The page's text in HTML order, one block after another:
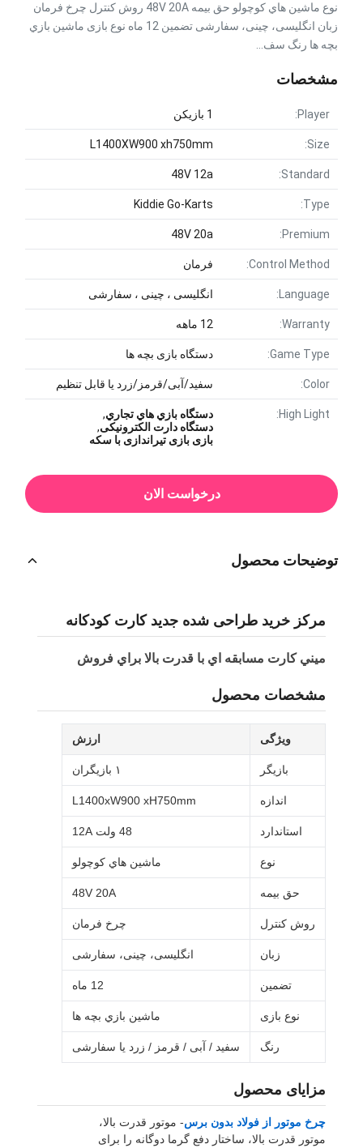
نوع ماشين هاي کوچولو حق بیمه 48V 20A روش کنترل چرخ فرمان
زبان انگلیسی، چینی، سفارشی تضمین 12 ماه نوع بازی ماشين بازي
بچه ها رنگ سف...
مشخصات
Player: 1 بازیکن
Size:
L1400XW900 xh750mm
Standard:
48V 12a
Type:
Kiddie Go-Karts
Premium:
48V 20a
Control Method: فرمان
Language: انگلیسی ، چینی ، سفارشی
Warranty: 12 ماهه
Game Type: دستگاه بازی بچه ها
Color: سفید/آبی/قرمز/زرد یا قابل تنظیم
High Light: دستگاه بازي هاي تجاري,
دستگاه دارت الکترونیکی,
بازی بازی تیراندازی با سکه
درخواست الان
توضیحات محصول
مرکز خرید طراحی شده جدید کارت کودکانه
ميني کارت مسابقه اي با قدرت بالا براي فروش
مشخصات محصول
ویژگی ارزش
بازيگر ۱ بازیگران
اندازه L1400xW900 xH750mm
استاندارد 48 ولت 12A
نوع ماشين هاي کوچولو
حق بیمه 48V 20A
روش کنترل چرخ فرمان
زبان انگلیسی، چینی، سفارشی
تضمین 12 ماه
نوع بازی ماشين بازي بچه ها
رنگ سفید / آبی / قرمز / زرد یا سفارشی
مزایای محصول
چرخ موتور از فولاد بدون برس- موتور قدرت بالا،
موتور قدرت بالا، ساختار دفع گرما دوگانه را برای